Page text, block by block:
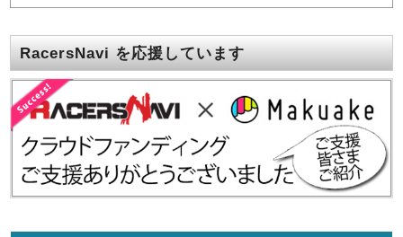
RacersNavi を応援しています